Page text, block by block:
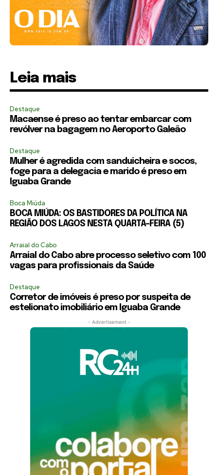
Leia mais
Destaque
Macaense é preso ao tentar embarcar com
revólver na bagagem no Aeroporto Galeão
Destaque
Mulher é agredida com sanduicheira e socos,
foge para a delegacia e marido é preso em
Iguaba Grande
Boca Miúda
BOCA MIÚDA: OS BASTIDORES DA POLÍTICA NA
REGIÃO DOS LAGOS NESTA QUARTA-FEIRA (5)
Arraial do Cabo
Arraial do Cabo abre processo seletivo com 100
vagas para profissionais da Saúde
Destaque
Corretor de imóveis é preso por suspeita de
estelionato imobiliário em Iguaba Grande
- Advertisement -